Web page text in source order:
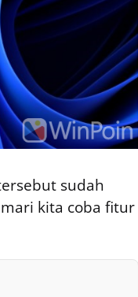
sudah
kita coba fitur